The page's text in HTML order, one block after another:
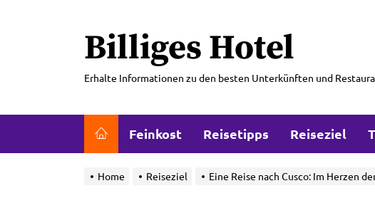
Billiges Hotel
Erhalte Informationen zu den besten Unterkünften und
Feinkost Reisetipps Reiseziel
Home Reiseziel Eine Reise nach Cusco: Im Herzen